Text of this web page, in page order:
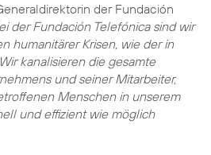
der Fundación
der Fundación Telefónica sind wir
humanitärer Krisen, wie der in
kanalisieren die gesamte
und seiner Mitarbeiter,
Menschen in unserem
und effizient wie möglich